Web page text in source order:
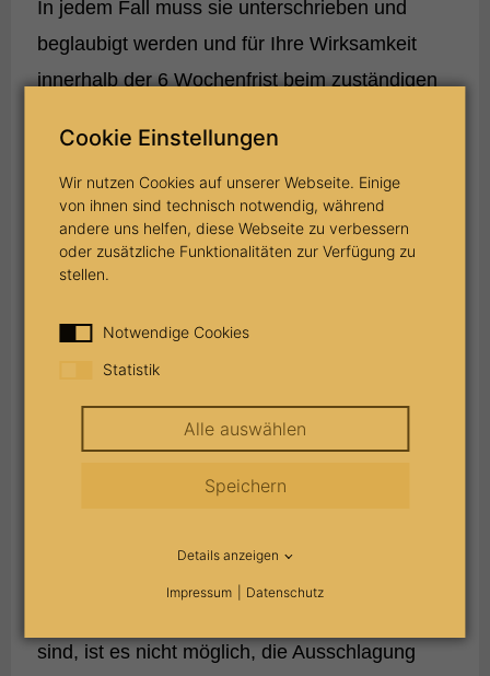
In jedem Fall muss sie unterschrieben und
beglaubigt werden und für Ihre Wirksamkeit
innerhalb der 6 Wochenfrist beim zuständigen
Wichtiger Hinweis: Es reicht dagegen
nicht aus, einfach einen Brief an das
Nachlassgericht zu schicken.
Wird das Erbe ausgeschlagen, bedeutet das,
dass kein Anspruch mehr auf die Erbschaft
dann nicht eingefordert werden. Nach der
ausschlagen. Stellt sich später heraus, dass
sind, ist es nicht möglich, die Ausschlagung
Cookie Einstellungen
Wir nutzen Cookies auf unserer Webseite. Einige
von ihnen sind technisch notwendig, während
andere uns helfen, diese Webseite zu verbessern
oder zusätzliche Funktionalitäten zur Verfügung zu
stellen.
Notwendige Cookies
Statistik
Alle auswählen
Speichern
Details anzeigen
Impressum Datenschutz